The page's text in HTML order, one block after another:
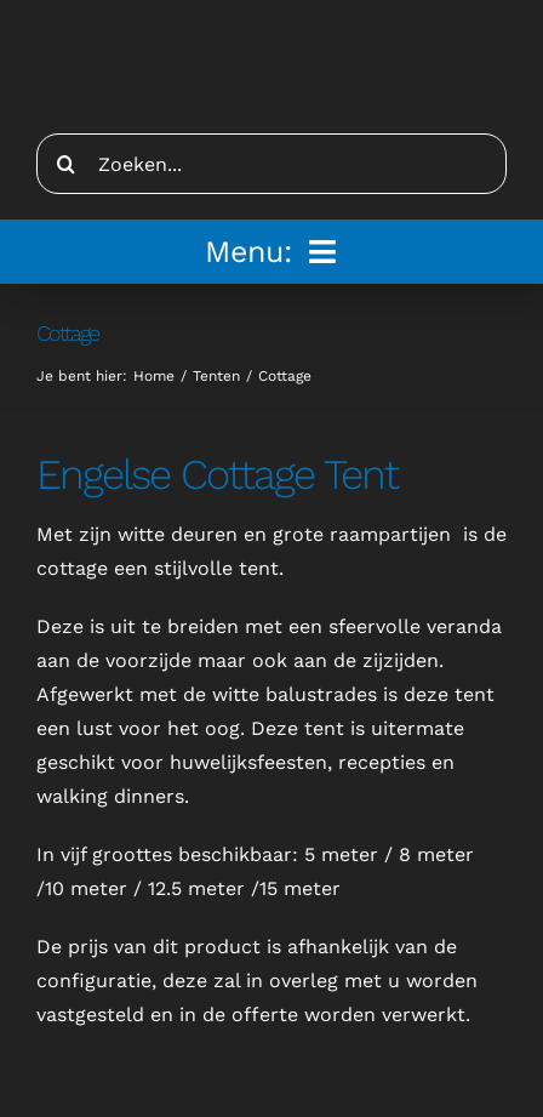
Zoeken
naar:
Menu:
Tenten
Textiel
Verkoop
Offerte aanvraag
Cottage
Je bent hier: Home Tenten Cottage
Engelse Cottage Tent
Met zijn witte deuren en grote raampartijen is de
cottage een stijlvolle tent.
Deze is uit te breiden met een sfeervolle veranda
aan de voorzijde maar ook aan de zijzijden.
Afgewerkt met de witte balustrades is deze tent
een lust voor het oog. Deze tent is uitermate
geschikt voor huwelijksfeesten, recepties en
walking dinners.
In vijf groottes beschikbaar: 5 meter / 8 meter
/10 meter / 12.5 meter /15 meter
De prijs van dit product is afhankelijk van de
configuratie, deze zal in overleg met u worden
vastgesteld en in de offerte worden verwerkt.